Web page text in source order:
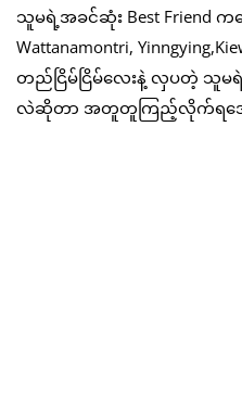
သူမရဲ့အခင်ဆုံး Best Friend ကတ
Wattanamontri,
တည်ငြိမ်ငြိမ်လေးနဲ့ လှပတဲ့ သူ
လဲဆိုတာ အတူတူကြည့်လိုက်ရအေ